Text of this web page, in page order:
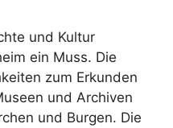
und Kultur
ein Muss. Die
zum Erkunden
und Archiven
und Burgen. Die